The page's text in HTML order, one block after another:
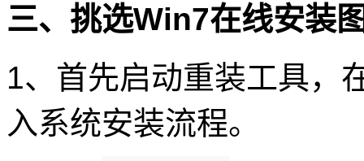
三、挑选Win7在线安装
1、首先启动重装工具，
入系统安装流程。